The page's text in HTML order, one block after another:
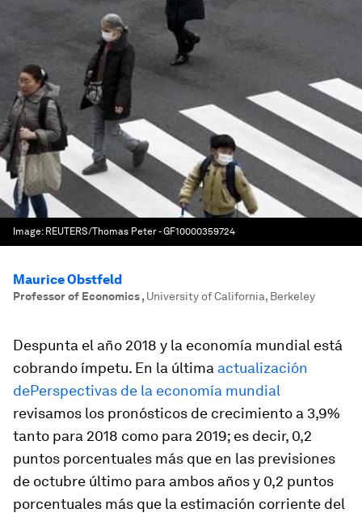
Image: REUTERS/Thomas Peter - GF10000359724
Maurice Obstfeld
Professor of Economics, University of California, Berkeley
Despunta el año 2018 y la economía mundial está
cobrando ímpetu. En la última actualización
dePerspectivas de la economía mundial
revisamos los pronósticos de crecimiento a 3,9%
tanto para 2018 como para 2019; es decir, 0,2
puntos porcentuales más que en las previsiones
de octubre último para ambos años y 0,2 puntos
porcentuales más que la estimación corriente del